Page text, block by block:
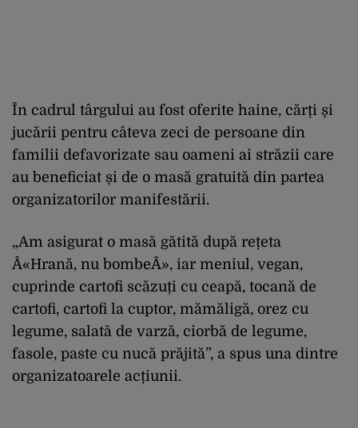
În cadrul târgului au fost oferite haine, cărți și
jucării pentru câteva zeci de persoane din
familii defavorizate sau oameni ai străzii care
au beneficiat și de o masă gratuită din partea
organizatorilor manifestării.
„Am asigurat o masă gătită după rețeta
Â«Hrană, nu bombeÂ», iar meniul, vegan,
cuprinde cartofi scăzuți cu ceapă, tocană de
cartofi, cartofi la cuptor, mămăligă, orez cu
legume, salată de varză, ciorbă de legume,
fasole, paste cu nucă prăjită”, a spus una dintre
organizatoarele acțiunii.